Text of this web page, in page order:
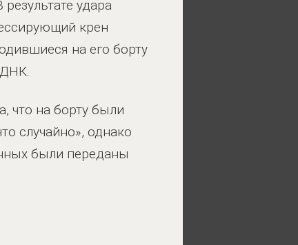
удара
крен
на его борту
что на борту были
случайно», однако
были переданы